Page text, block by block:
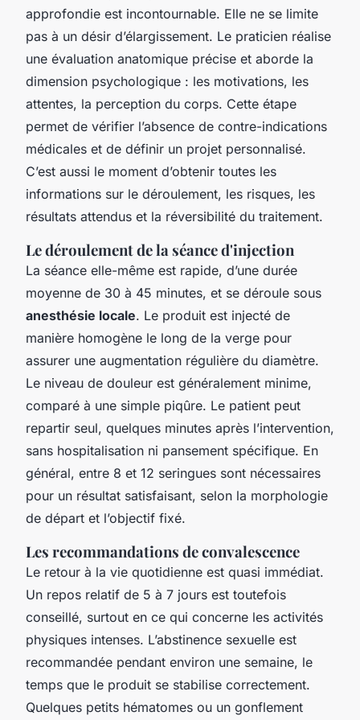
approfondie est incontournable. Elle ne se limite
pas à un désir d’élargissement. Le praticien réalise
une évaluation anatomique précise et aborde la
dimension psychologique : les motivations, les
attentes, la perception du corps. Cette étape
permet de vérifier l’absence de contre-indications
médicales et de définir un projet personnalisé.
C’est aussi le moment d’obtenir toutes les
informations sur le déroulement, les risques, les
résultats attendus et la réversibilité du traitement.
Le déroulement de la séance d'injection
La séance elle-même est rapide, d’une durée
moyenne de 30 à 45 minutes, et se déroule sous
anesthésie locale. Le produit est injecté de
manière homogène le long de la verge pour
assurer une augmentation régulière du diamètre.
Le niveau de douleur est généralement minime,
comparé à une simple piqûre. Le patient peut
repartir seul, quelques minutes après l’intervention,
sans hospitalisation ni pansement spécifique. En
général, entre 8 et 12 seringues sont nécessaires
pour un résultat satisfaisant, selon la morphologie
de départ et l’objectif fixé.
Les recommandations de convalescence
Le retour à la vie quotidienne est quasi immédiat.
Un repos relatif de 5 à 7 jours est toutefois
conseillé, surtout en ce qui concerne les activités
physiques intenses. L’abstinence sexuelle est
recommandée pendant environ une semaine, le
temps que le produit se stabilise correctement.
Quelques petits hématomes ou un gonflement